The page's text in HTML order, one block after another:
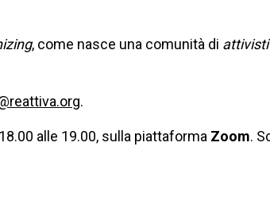
, come nasce una comunità di attivisti
.
alle 19.00, sulla piattaforma Zoom.